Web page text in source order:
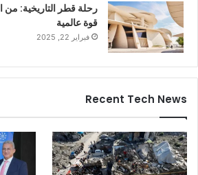
رحلة قطر التاريخية: من
قوة عالمية
فبراير 22, 2025
Recent Tech News